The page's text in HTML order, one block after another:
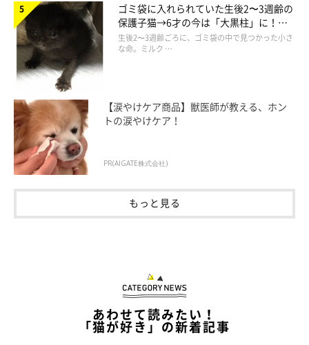
ゴミ袋に入れられていた生後2〜3週齢の
保護子猫→6才の今は「大黒柱」に！
美しい黒猫に成長した姿にグッとくる
生後2〜3週齢ごろに、ゴミ袋の中で見つかった小さ
な命。ミルク …
【涙やけケア商品】獣医師が教える、ホン
トの涙やけケア！
PR(AIGATE株式会社)
もっと見る
あわせて読みたい！
「猫が好き」の新着記事